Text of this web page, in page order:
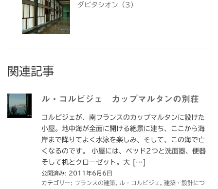
ダビタシオン（3）
関連記事
ル・コルビジェ カップマルタンの別荘
コルビジェが、南フランスのカップマルタンに設けた
小屋。地中海が全面に開ける絶景に建ち、ここから海
岸まで降りてよく水泳を楽しみ、そして、この海で亡
くなるのです。 小屋には、ベッド2つと洗面器、便器
そして机とクローゼット。大 […]
公開済み: 2011年6月6日
カテゴリー: フランスの建築 ル・コルビジェ
建築・設計につ